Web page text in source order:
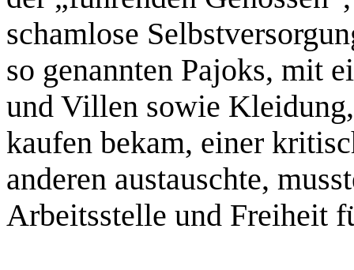
schamlose
so genannten Pajoks, mit
und Villen sowie
kaufen bekam, einer
anderen austauschte,
Arbeitsstelle und Freiheit